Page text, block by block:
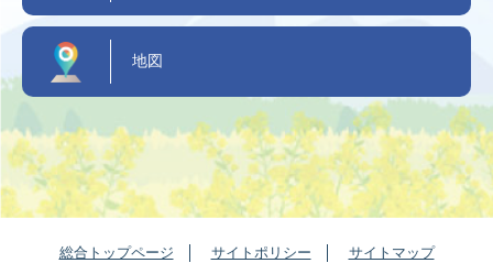
地図
総合トップページ サイトポリシー サイトマップ